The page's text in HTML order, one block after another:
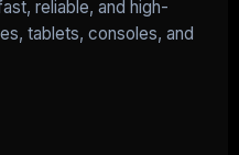
reliable, and high-
tablets, consoles, and